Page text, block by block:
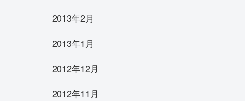
2013年2月
2013年1月
2012年12月
2012年11月